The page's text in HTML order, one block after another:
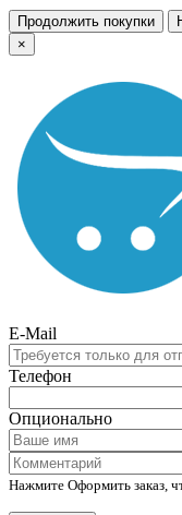
Продолжить покупки
×
E-Mail
Телефон
Опционально
Нажмите Оформить заказ,